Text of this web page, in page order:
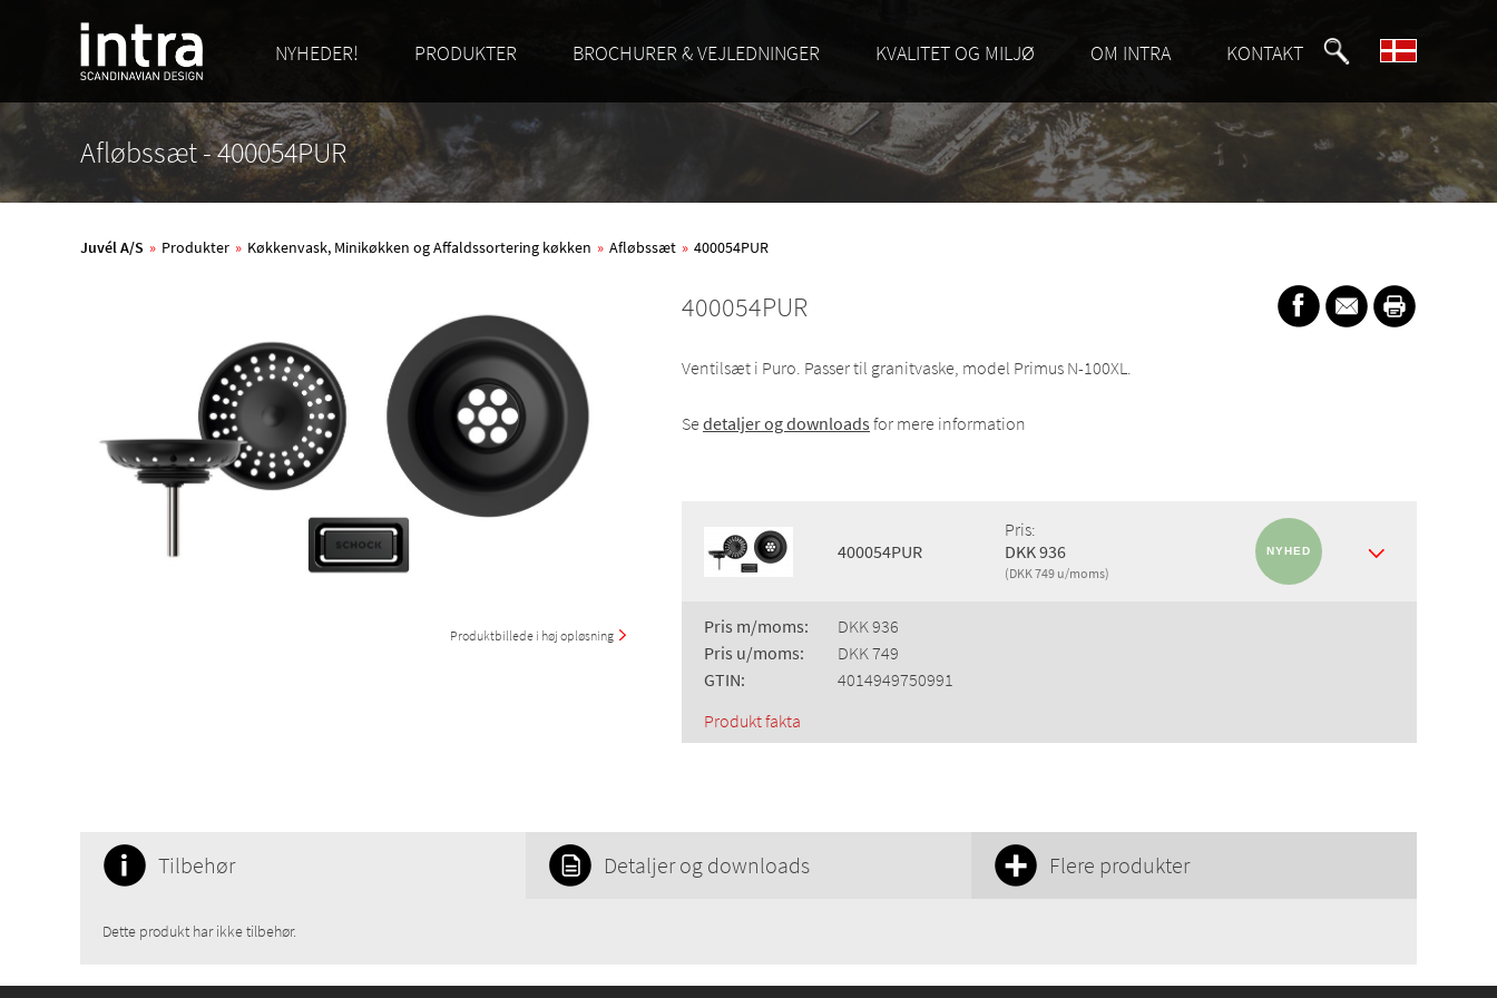
NYHEDER! PRODUKTER BROCHURER & VEJLEDNINGER KVALITET OG MILJØ OM INTRA KONTAKT
Afløbssæt - 400054PUR
Juvél A/S » Produkter » Køkkenvask, Minikøkken og Affaldssortering køkken » Afløbssæt » 400054PUR
Produktbillede i høj opløsning
400054PUR
Ventilsæt i Puro. Passer til granitvaske, model Primus N-100XL.
Se detaljer og downloads for mere information
400054PUR
Pris:
DKK 936
(DKK 749 u/moms)
Pris m/moms:
DKK 936
Pris u/moms:
DKK 749
GTIN:
4014949750991
Produkt fakta
Tilbehør
Dette produkt har ikke tilbehør.
Detaljer og downloads Flere produkter